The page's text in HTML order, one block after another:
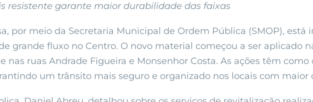
resistente garante maior durabilidade das faixas
por meio da Secretaria Municipal de Ordem Pública (SMOP), está
grande fluxo no Centro. O novo material começou a ser aplicado
nas ruas Andrade Figueira e Monsenhor Costa. As ações têm
um trânsito mais seguro e organizado nos locais com maior